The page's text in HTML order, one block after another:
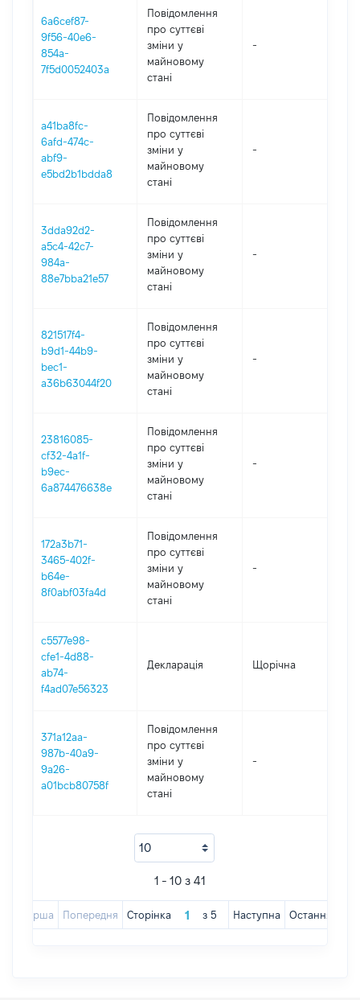
6a6cef87-
9f56-40e6-
854a-
7f5d0052403a
Повідомлення
про суттєві
зміни y
майновому
стані
-
a41ba8fc-
6afd-474c-
abf9-
e5bd2b1bdda8
Повідомлення
про суттєві
зміни y
майновому
стані
-
3dda92d2-
a5c4-42c7-
984a-
88e7bba21e57
Повідомлення
про суттєві
зміни y
майновому
стані
-
821517f4-
b9d1-44b9-
bec1-
a36b63044f20
Повідомлення
про суттєві
зміни y
майновому
стані
-
23816085-
cf32-4a1f-
b9ec-
6a874476638e
Повідомлення
про суттєві
зміни y
майновому
стані
-
172a3b71-
3465-402f-
b64e-
8f0abf03fa4d
Повідомлення
про суттєві
зміни y
майновому
стані
-
c5577e98-
cfe1-4d88-
ab74-
f4ad07e56323
Декларація Щорічна
371a12aa-
987b-40a9-
9a26-
a01bcb80758f
Повідомлення
про суттєві
зміни y
майновому
стані
-
1 - 10 з 41
Перша Попередня Сторінка з 5 Наступна Остання